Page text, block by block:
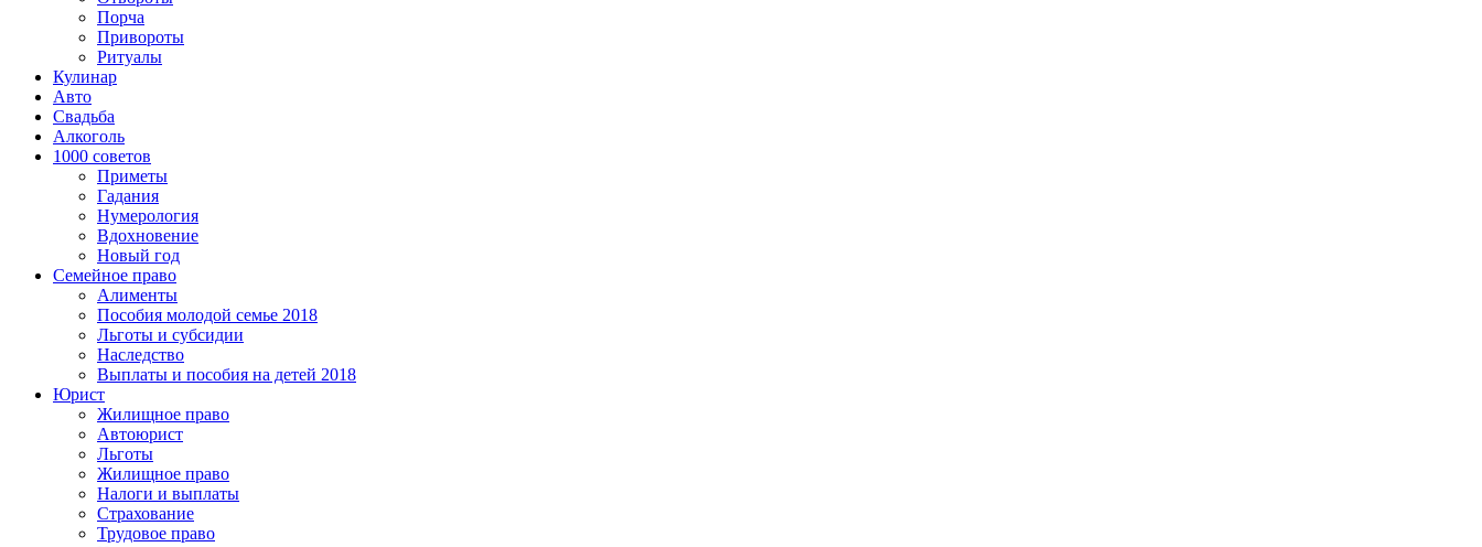
Порча
Привороты
Ритуалы
Кулинар
Авто
Свадьба
Алкоголь
1000 советов
Приметы
Гадания
Нумерология
Вдохновение
Новый год
Семейное право
Алименты
Пособия молодой семье 2018
Льготы и субсидии
Наследство
Выплаты и пособия на детей 2018
Юрист
Жилищное право
Автоюрист
Льготы
Жилищное право
Налоги и выплаты
Страхование
Трудовое право